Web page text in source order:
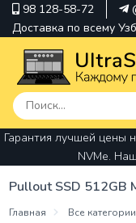
98 128-58-72
Доставка по всему
pavilion
kindle
envy
Гарантия лучшей цены
NVMe.
Pullout SSD 512GB
Главная Все категории